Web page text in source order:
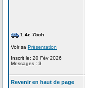
1.4e 75ch
Voir sa Présentation
Inscrit le: 20 Fév 2026
Messages : 3
Revenir en haut de page